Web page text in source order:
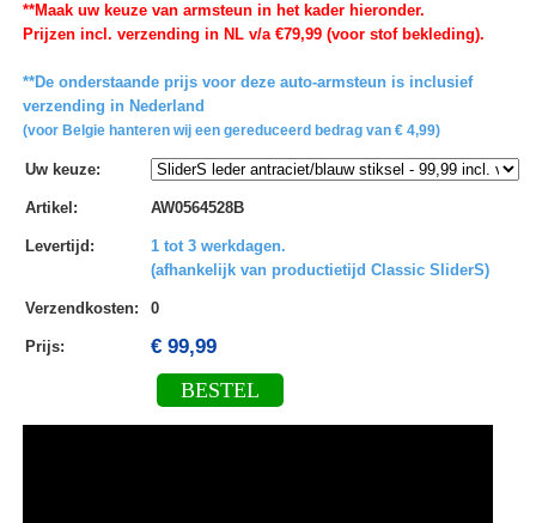
**Maak uw keuze van armsteun in het kader hieronder.
Prijzen incl. verzending in NL v/a €79,99 (voor stof bekleding).
**De onderstaande prijs voor deze auto-armsteun is inclusief
verzending in Nederland
(voor Belgie hanteren wij een gereduceerd bedrag van € 4,99)
Uw keuze:
Artikel : AW0564528B
Levertijd :
1 tot 3 werkdagen.
(afhankelijk van productietijd Classic SliderS)
Verzendkosten: 0
Prijs: € 99,99
BESTEL